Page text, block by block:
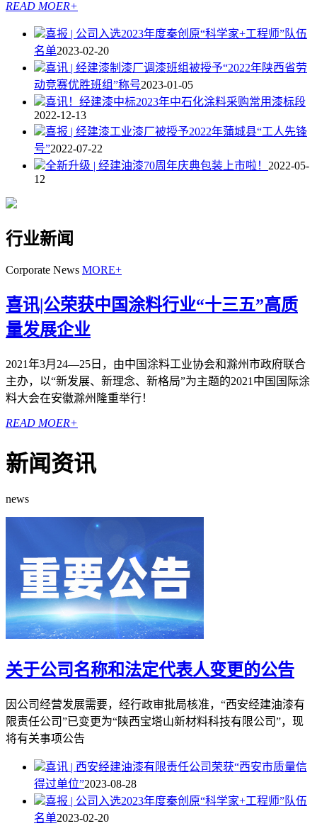
READ MOER+
喜报 | 公司入选2023年度秦创原“科学家+工程师”队伍
名单2023-02-20
喜讯 | 经建漆制漆厂调漆班组被授予“2022年陕西省劳
动竞赛优胜班组”称号2023-01-05
喜讯！经建漆中标2023年中石化涂料采购常用漆标段
2022-12-13
喜报 | 经建漆工业漆厂被授予2022年蒲城县“工人先锋
号”2022-07-22
全新升级 | 经建油漆70周年庆典包装上市啦！ 2022-05-
12
行业新闻
Corporate News MORE+
喜讯|公荣获中国涂料行业“十三五”高质
量发展企业
2021年3月24—25日，由中国涂料工业协会和滁州市政府联合
主办，以“新发展、新理念、新格局”为主题的2021中国国际涂
料大会在安徽滁州隆重举行！
READ MOER+
新闻资讯
news
关于公司名称和法定代表人变更的公告
因公司经营发展需要，经行政审批局核准，“西安经建油漆有
限责任公司”已变更为“陕西宝塔山新材料科技有限公司”，现
将有关事项公告
喜讯 | 西安经建油漆有限责任公司荣获“西安市质量信
得过单位”2023-08-28
喜报 | 公司入选2023年度秦创原“科学家+工程师”队伍
名单2023-02-20